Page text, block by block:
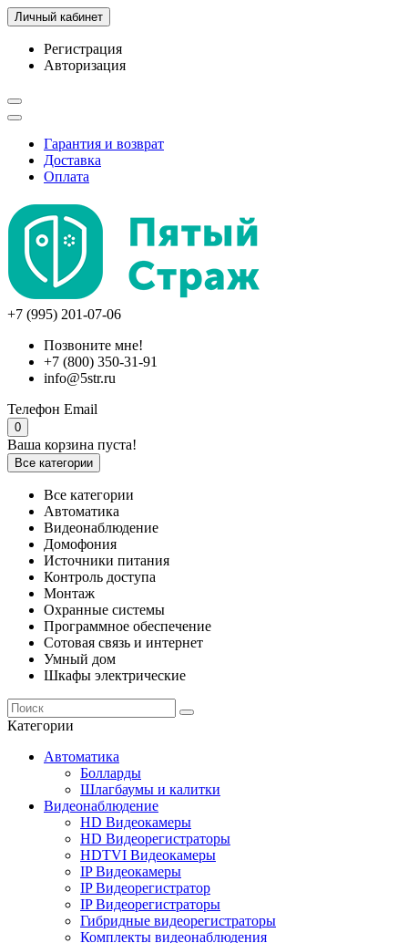
Личный кабинет
Регистрация
Авторизация
Гарантия и возврат
Доставка
Оплата
+7 (995) 201-07-06
Позвоните мне!
+7 (800) 350-31-91
info@5str.ru
Телефон Email
0
Ваша корзина пуста!
Все категории
Все категории
Автоматика
Видеонаблюдение
Домофония
Источники питания
Контроль доступа
Монтаж
Охранные системы
Программное обеспечение
Сотовая связь и интернет
Умный дом
Шкафы электрические
Категории
Автоматика
Болларды
Шлагбаумы и калитки
Видеонаблюдение
HD Видеокамеры
HD Видеорегистраторы
HDTVI Видеокамеры
IP Видеокамеры
IP Видеорегистратор
IP Видеорегистраторы
Гибридные видеорегистраторы
Комплекты видеонаблюдения